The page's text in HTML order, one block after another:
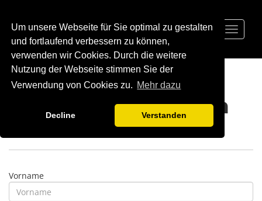
Um unsere Webseite für Sie optimal zu gestalten
und fortlaufend verbessern zu können,
verwenden wir Cookies. Durch die weitere
Nutzung der Webseite stimmen Sie der
Verwendung von Cookies zu. Mehr dazu
Decline Verstanden
Toggle
Support anfragen
Vorname